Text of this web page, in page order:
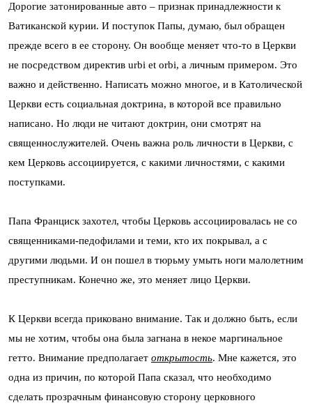
Дорогие затонированные авто – признак принадлежности к
Ватиканской курии. И поступок Папы, думаю, был обращен
прежде всего в ее сторону. Он вообще меняет что-то в Церкви
не посредством директив urbi et orbi, а личным примером. Это
важно и действенно. Написать можно многое, и в Католической
Церкви есть социальная доктрина, в которой все правильно
написано. Но люди не читают доктрин, они смотрят на
священнослужителей. Очень важна роль личности в Церкви, с
кем Церковь ассоциируется, с какими личностями, с какими
поступками.
Папа Франциск захотел, чтобы Церковь ассоциировалась не со
священниками-педофилами и теми, кто их покрывал, а с
другими людьми. И он пошел в тюрьму умыть ноги малолетним
преступникам. Конечно же, это меняет лицо Церкви.
К Церкви всегда приковано внимание. Так и должно быть, если
мы не хотим, чтобы она была загнана в некое маргинальное
гетто. Внимание предполагает открытость. Мне кажется, это
одна из причин, по которой Папа сказал, что необходимо
сделать прозрачным финансовую сторону церковного